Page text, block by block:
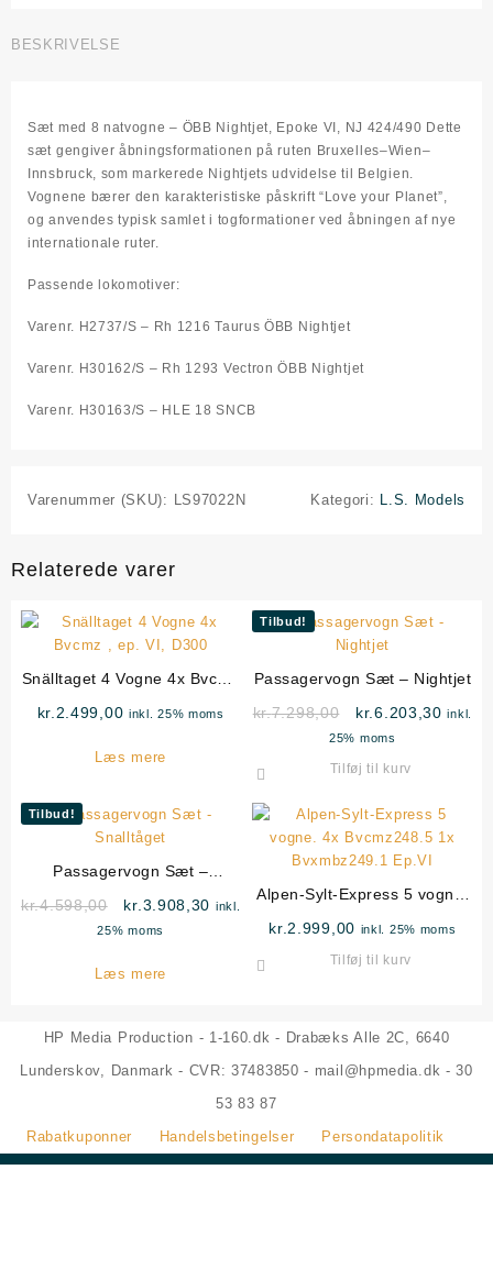
antal
BESKRIVELSE
Sæt med 8 natvogne – ÖBB Nightjet, Epoke VI, NJ 424/490 Dette
sæt gengiver åbningsformationen på ruten Bruxelles–Wien–
Innsbruck, som markerede Nightjets udvidelse til Belgien.
Vognene bærer den karakteristiske påskrift “Love your Planet”,
og anvendes typisk samlet i togformationer ved åbningen af nye
internationale ruter.
Passende lokomotiver:
Varenr. H2737/S – Rh 1216 Taurus ÖBB Nightjet
Varenr. H30162/S – Rh 1293 Vectron ÖBB Nightjet
Varenr. H30163/S – HLE 18 SNCB
Varenummer (SKU): LS97022N Kategori: L.S. Models
Relaterede varer
Snälltaget 4 Vogne 4x Bvcmz
kr. 2.499,00 inkl. 25% moms
Læs mere
Tilbud!
Passagervogn Sæt – Nightjet
kr.7.298,00
Den
oprindelige
var:
kr.6.203,30Den
inkl.
25% moms
Tilføj til kurv
Tilbud!
Passagervogn Sæt –
kr.4.598,00
Den
oprindelige
var:
kr. 3.908,30 Den
inkl.
25% moms
Læs mere
Alpen-Sylt-Express 5 vogne.
Bvxmbz249.1 Ep.VI
kr. 2.999,00 inkl. 25% moms
Tilføj til kurv
HP Media Production - 1-160.dk - Drabæks Alle 2C, 6640
Lunderskov, Danmark - CVR: 37483850 - mail@hpmedia.dk - 30
53 83 87
Rabatkuponner
Handelsbetingelser Persondatapolitik